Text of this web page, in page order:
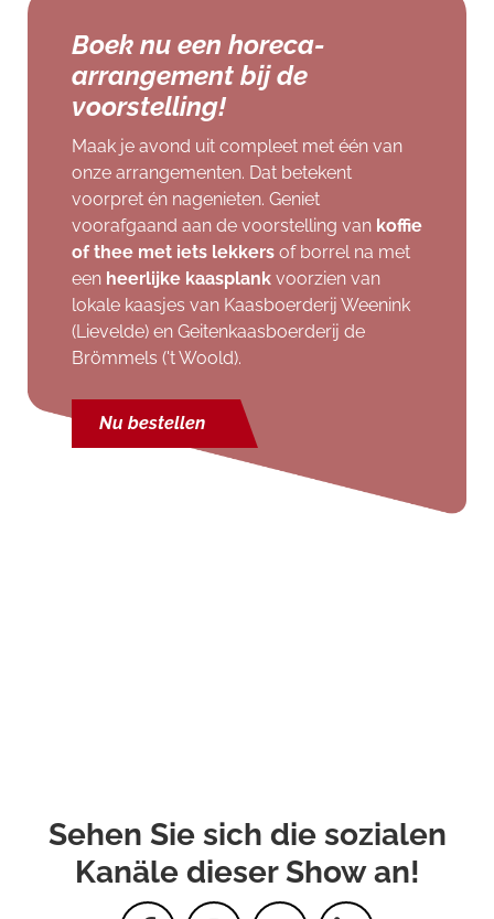
Boek nu een horeca-
arrangement bij de
voorstelling!
Maak je avond uit compleet met één van
onze arrangementen. Dat betekent
voorpret én nagenieten. Geniet
voorafgaand aan de voorstelling van koffie
of thee met iets lekkers of borrel na met
een heerlijke kaasplank voorzien van
lokale kaasjes van Kaasboerderij Weenink
(Lievelde) en Geitenkaasboerderij de
Brömmels ('t Woold).
Nu bestellen
Sehen Sie sich die sozialen
Kanäle dieser Show an!